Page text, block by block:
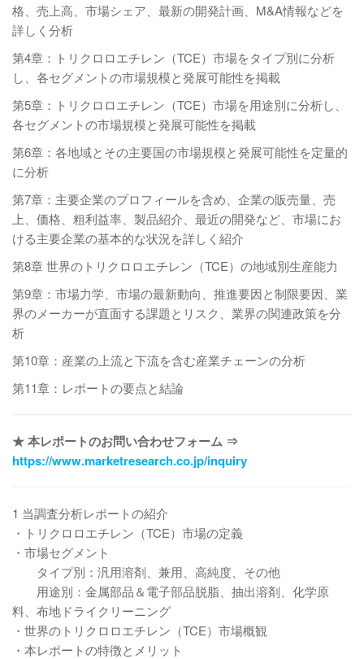
格、売上高、市場シェア、最新の開発計画、M&A情報などを
詳しく分析
第4章：トリクロロエチレン（TCE）市場をタイプ別に分析
し、各セグメントの市場規模と発展可能性を掲載
第5章：トリクロロエチレン（TCE）市場を用途別に分析し、
各セグメントの市場規模と発展可能性を掲載
第6章：各地域とその主要国の市場規模と発展可能性を定量的
に分析
第7章：主要企業のプロフィールを含め、企業の販売量、売
上、価格、粗利益率、製品紹介、最近の開発など、市場にお
ける主要企業の基本的な状況を詳しく紹介
第8章 世界のトリクロロエチレン（TCE）の地域別生産能力
第9章：市場力学、市場の最新動向、推進要因と制限要因、業
界のメーカーが直面する課題とリスク、業界の関連政策を分
析
第10章：産業の上流と下流を含む産業チェーンの分析
第11章：レポートの要点と結論
★ 本レポートのお問い合わせフォーム ⇒
https://www.marketresearch.co.jp/inquiry
1 当調査分析レポートの紹介
・トリクロロエチレン（TCE）市場の定義
・市場セグメント
タイプ別：汎用溶剤、兼用、高純度、その他
用途別：金属部品＆電子部品脱脂、抽出溶剤、化学原
料、布地ドライクリーニング
・世界のトリクロロエチレン（TCE）市場概観
・本レポートの特徴とメリット